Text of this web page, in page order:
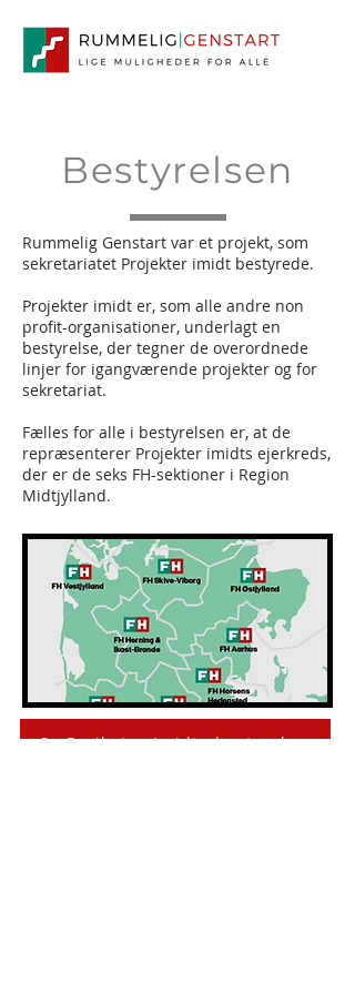
Bestyrelsen
Rummelig Genstart var et projekt, som
sekretariatet Projekter imidt bestyrede.
Projekter imidt er, som alle andre non
profit-organisationer, underlagt en
bestyrelse, der tegner de overordnede
linjer for igangværende projekter og for
sekretariat.
Fælles for alle i bestyrelsen er, at de
repræsenterer Projekter imidts ejerkreds,
der er de seks FH-sektioner i Region
Midtjylland.
Se Projketer imidts bestyrelse